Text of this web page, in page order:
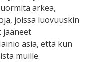
arkea,
joissa luovuuskin
jääneet
asia, että kun
muille.